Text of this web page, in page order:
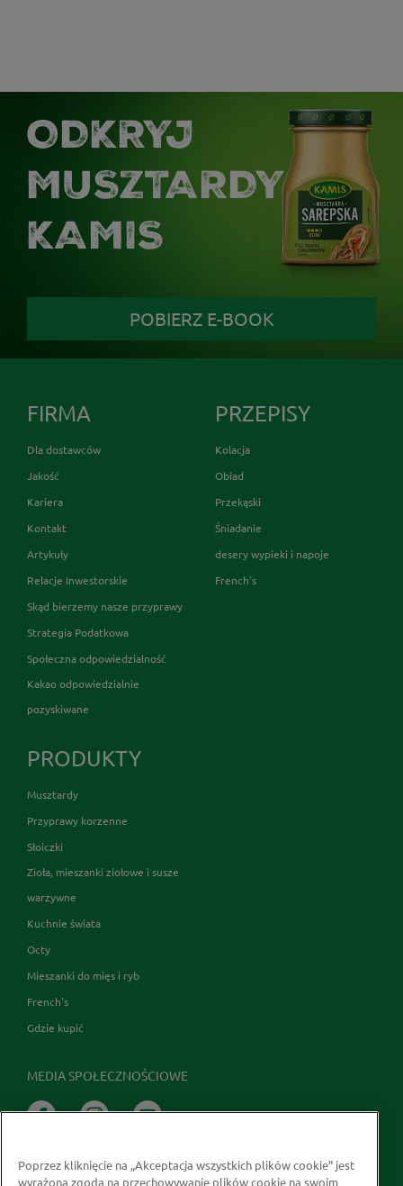
ODKRYJ
MUSZTARDY
KAMIS
POBIERZ E-BOOK
FIRMA
Dla dostawców
Jakość
Kariera
Kontakt
Artykuły
Relacje Inwestorskie
Skąd bierzemy nasze przyprawy
Strategia Podatkowa
Społeczna odpowiedzialność
Kakao odpowiedzialnie
pozyskiwane
PRZEPISY
Kolacja
Obiad
Przekąski
Śniadanie
desery wypieki i napoje
French's
PRODUKTY
Musztardy
Przyprawy korzenne
Słoiczki
Zioła, mieszanki ziołowe i susze
warzywne
Kuchnie świata
Octy
Mieszanki do mięs i ryb
French's
Gdzie kupić
MEDIA SPOŁECZNOŚCIOWE
Poprzez kliknięcie na „Akceptacja wszystkich plików cookie” jest
wyrażona zgoda na przechowywanie plików cookie na swoim